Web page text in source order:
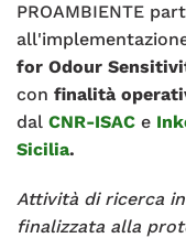
PROAMBIENTE
for Odour
con finalità
dal CNR-ISAC e
Sicilia.
Attività di ricerca
finalizzata alla